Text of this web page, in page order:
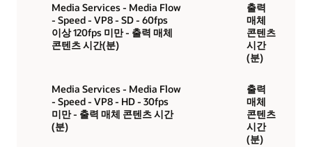
Media Services - Media Flow
- Speed - VP8 - SD - 60fps
이상 120fps 미만 - 출력 매체
콘텐츠 시간(분)
출력
매체
콘텐츠
시간
(분)
Media Services - Media Flow
- Speed - VP8 - HD - 30fps
미만 - 출력 매체 콘텐츠 시간
(분)
출력
매체
콘텐츠
시간
(분)